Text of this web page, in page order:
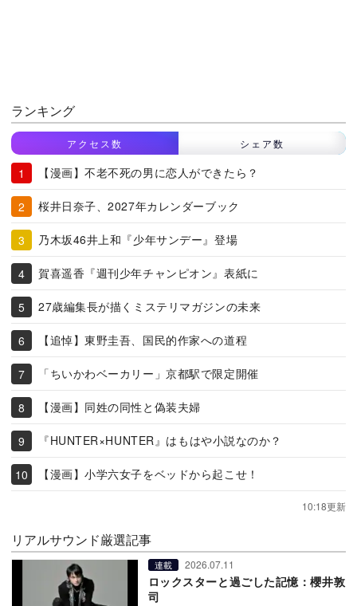
ランキング
アクセス数 シェア数
【漫画】不老不死の男に恋人ができたら？
桜井日奈子、2027年カレンダーブック
乃木坂46井上和『少年サンデー』登場
賀喜遥香『週刊少年チャンピオン』表紙に
27歳編集長が描くミステリマガジンの未来
【追悼】東野圭吾、国民的作家への道程
「ちいかわベーカリー」京都駅で限定開催
【漫画】同姓の同性と偽装夫婦
『HUNTER×HUNTER』はもはや小説なのか？
【漫画】小学六女子をベッドから起こせ！
10:18更新
リアルサウンド厳選記事
連載 2026.07.11
ロックスターと過ごした記憶：櫻井敦
司